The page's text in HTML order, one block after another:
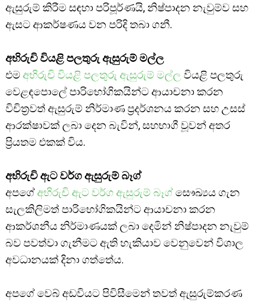
ඇසුරුම් කිරීම සඳහා පරිපූර්ණයි, නිෂ්පාදන නැවුම්ව සහ
ඇසට ආකර්ෂණය වන පරිදි තබා ගනී.
අභිරුචි වියළි පලතුරු ඇසුරුම් මල්ල
එමඅභිරුචි වියළි පලතුරු ඇසුරුම් මල්ල වියළි පලතුරු
වෙළඳපොලේ පාරිභෝගිකයින්ට ආයාචනා කරන
විචිත්‍රවත් ඇසුරුම් නිර්මාණ ප්‍රදර්ශනය කරන සහ උසස්
ආරක්ෂාවක් ලබා දෙන බැවින්, සහභාගී වූවන් අතර
ප්‍රියතම එකක් විය.
අභිරුචි ඇට වර්ග ඇසුරුම් බෑග්
අපගේඅභිරුචි ඇට වර්ග ඇසුරුම් බෑග්සෞඛ්‍යය ගැන
සැලකිලිමත් පාරිභෝගිකයින්ට ආයාචනා කරන
ආකර්ශනීය නිර්මාණයක් ලබා දෙමින් නිෂ්පාදන නැවුම්
බව පවත්වා ගැනීමට ඇති හැකියාව වෙනුවෙන් විශාල
අවධානයක් දිනා ගත්තේය.
අපගේ වෙබ් අඩවියට පිවිසීමෙන් තවත් ඇසුරුම්කරණ